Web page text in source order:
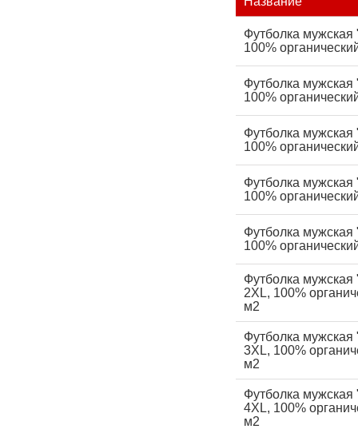
Футболка
100%
Футболка
100%
Футболка
100%
Футболка
100%
Футболка
100%
Футболка
2XL, 100%
м2
Футболка
3XL, 100%
м2
Футболка
4XL, 100%
м2